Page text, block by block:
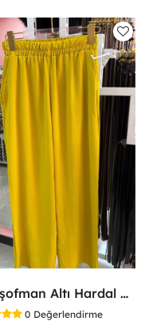
Alt Eşofman Altı Hardal Sarısı
0 Değerlendirme